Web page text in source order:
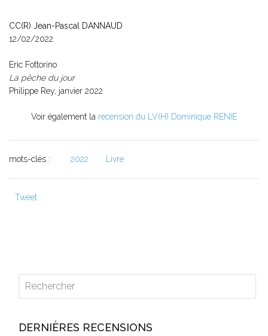
CC(R) Jean-Pascal DANNAUD
12/02/2022
Eric Fottorino
La pêche du jour
Philippe Rey, janvier 2022
Voir également la recension du LV(H) Dominique RENIE
mots-clés : 2022 Livre
Tweet
DERNIÈRES RECENSIONS